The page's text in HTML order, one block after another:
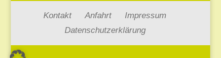
Kontakt Anfahrt
Impressum
Datenschutzerklärung